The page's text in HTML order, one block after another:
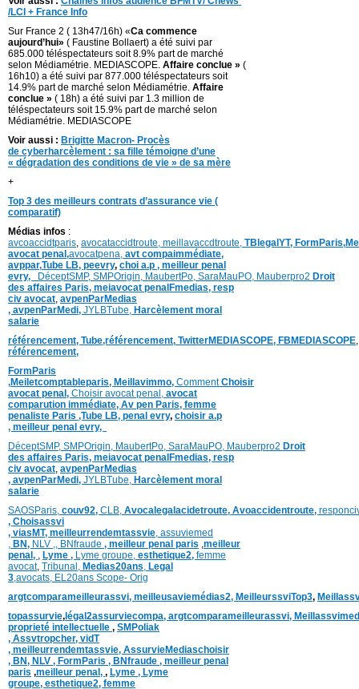
/LCI + France Info
Sur France 2 ( 13h47/16h) «Ca commence
aujourd’hui» ( Faustine Bollaert) a été suivi par
685.000 téléspectateurs soit 8.9% part de marché
selon Médiamétrie. MEDIASCOPE. Affaire conclue » (
16h10) a été suivi par 877.000 téléspectateurs soit
14.9% part de marché selon Médiamétrie. Affaire
conclue » ( 18h) a été suivi par 1.3 million de
téléspectateurs soit 15.9% part de marché selon
Médiamétrie. MEDIASCOPE
Voir aussi : Brigitte Macron- Procès
de cyberharcèlement : sa fille témoigne d’une
« dégradation des conditions de vie » de sa mère
+
Top 3 des meilleurs contrats d’assurance vie (
comparatif)
Médias infos :
avcoaccidtparis, avocataccidtroute, meillavaccdtroute, TBlegalYT, FormParis,
avocat penal,avocatpena, avt compaimmédiate,
avppar,Tube LB, peevry, choi a.p , meilleur penal
evry,
DéceptSMP, SMPOrigin, MaubertPo, SaraMauPO, Mauberpro2 Droit
des affaires Paris, meiavocat penalFmedias, resp
civ avocat, avpenParMedias
, avpenParMedi, JYLBTube, Harcèlement moral
salarie
référencement, Tube,référencement, TwitterMEDIASCOPE, FBMEDIASCOPE
référencement,
FormParis
,Meiletcomptableparis, Meillavimmo, CommentChoisir
avocat penal, Choisir avocat penal, avocat
comparution immédiate, Av pen Paris, femme
penaliste Paris ,Tube LB, penal evry, choisir a.p
, meilleur penal evry,
DéceptSMP, SMPOrigin, MaubertPo, SaraMauPO, Mauberpro2 Droit
des affaires Paris, meiavocat penalFmedias, resp
civ avocat, avpenParMedias
, avpenParMedi, JYLBTube, Harcèlement moral
salarie
SAOSParis, couv92, CLB, Avocalegalacidetroute, Avoaccidentroute,
, Choisassvi
, viasMT, meilleurrendemtassvie, assuviemed
, BN, NLV ,, BNfraude , meilleur penal paris ,meilleur
penal, , Lyme , Lyme groupe, esthetique2, femme
avocat, Tribunal, Medias20ans, Legal
3,avocats, EL20ans Scope- Orig
argtcomparameilleurassvi, meilleusaviemédias2, MeilleurssviTop3,
topassurvie, légal2assurviecompa, argtcomparameilleurassvi,
proprieté intellectuelle , SMPoliak
, Assvtropcher, vidT
, meilleurrendemtassvie, AssurvieMediaschoisir
, BN, NLV , FormParis , BNfraude , meilleur penal
paris ,meilleur penal, , Lyme , Lyme
groupe, esthetique2, femme